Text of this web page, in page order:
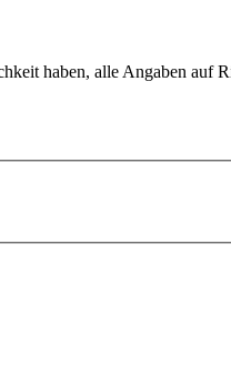
haben, alle Angaben